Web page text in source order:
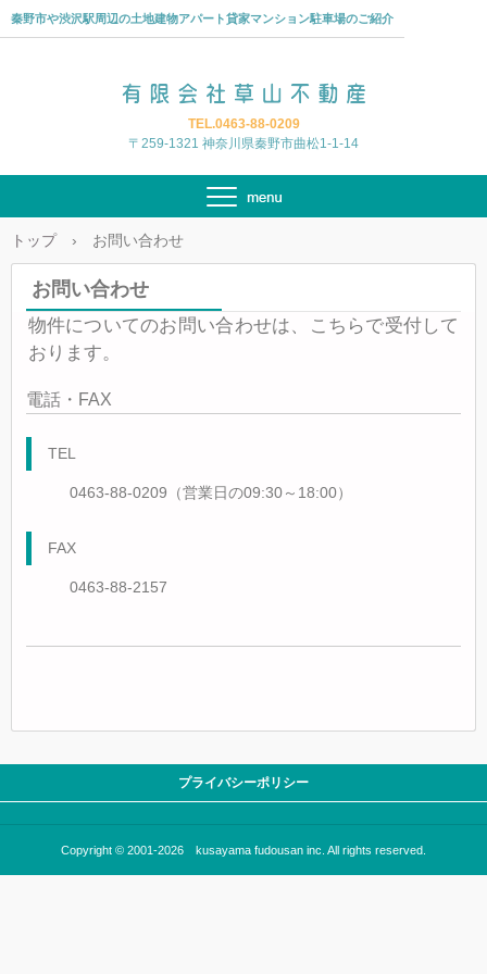
秦野市や渋沢駅周辺の土地建物アパート貸家マンション駐車場のご紹介
TEL.0463-88-0209
〒259-1321 神奈川県秦野市曲松1-1-14
トップ › お問い合わせ
お問い合わせ
物件についてのお問い合わせは、こちらで受付して
おります。
電話・FAX
TEL
0463-88-0209（営業日の09:30～18:00）
FAX
0463-88-2157
プライバシーポリシー
Copyright © 2001-2026 kusayama fudousan inc. All rights reserved.